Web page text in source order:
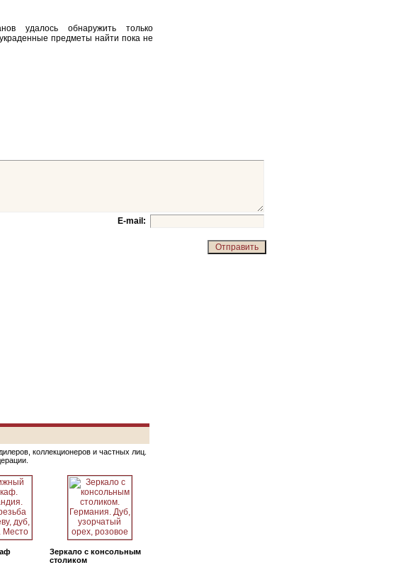
удалось обнаружить только
предметы найти пока не
E-mail:
коллекционеров и частных лиц.
Зеркало с консольным
столиком